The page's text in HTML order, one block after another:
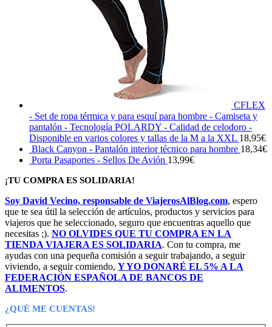
CFLEX
- Set de ropa térmica y para esquí para hombre - Camiseta y
pantalón - Tecnología POLARDY - Calidad de celodoro -
Disponible en varios colores y tallas de la M a la XXL 18,95€
Black Canyon - Pantalón interior técnico para hombre 18,34€
Porta Pasaportes - Sellos De Avión 13,99€
¡TU COMPRA ES SOLIDARIA!
Soy David Vecino, responsable de ViajerosAlBlog.com, espero
que te sea útil la selección de artículos, productos y servicios para
viajeros que he seleccionado, seguro que encuentras aquello que
necesitas ;). NO OLVIDES QUE TU COMPRA EN LA
TIENDA VIAJERA ES SOLIDARIA. Con tu compra, me
ayudas con una pequeña comisión a seguir trabajando, a seguir
viviendo, a seguir comiendo, Y YO DONARÉ EL 5% A LA
FEDERACIÓN ESPAÑOLA DE BANCOS DE
ALIMENTOS.
¿QUÉ ME CUENTAS!